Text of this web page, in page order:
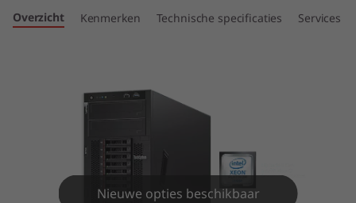
y
Overzicht Kenmerken Technische specificaties Services
Nieuwe opties beschikbaar